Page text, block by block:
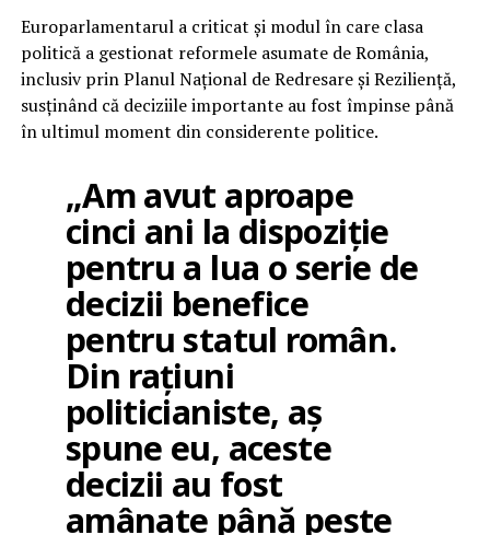
Europarlamentarul a criticat și modul în care clasa
politică a gestionat reformele asumate de România,
inclusiv prin Planul Național de Redresare și Reziliență,
susținând că deciziile importante au fost împinse până
în ultimul moment din considerente politice.
„Am avut aproape
cinci ani la dispoziție
pentru a lua o serie de
decizii benefice
pentru statul român.
Din rațiuni
politicianiste, aș
spune eu, aceste
decizii au fost
amânate până peste